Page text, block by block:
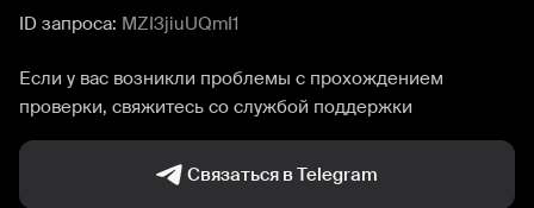
ID запроса: MZI3jiuUQmI1
Если у вас возникли проблемы с прохождением
проверки, свяжитесь со службой поддержки
Связаться в Telegram